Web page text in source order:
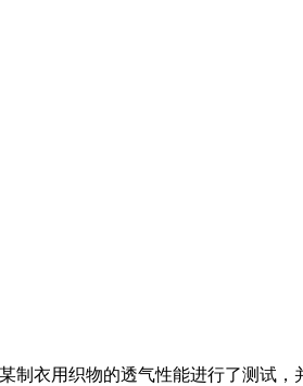
制衣用织物的透气性能进行了测试